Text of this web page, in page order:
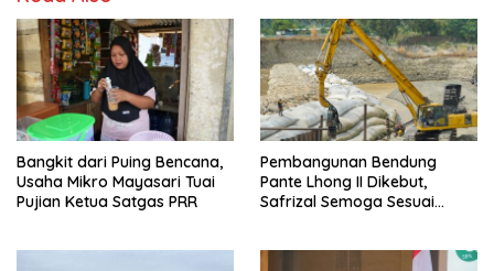
Bangkit dari Puing Bencana,
Usaha Mikro Mayasari Tuai
Pujian Ketua Satgas PRR
Pembangunan Bendung
Pante Lhong II Dikebut,
Safrizal Semoga Sesuai